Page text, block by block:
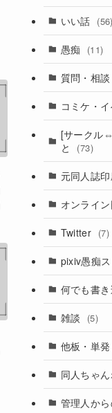
いい話 (56)
愚痴 (11)
質問・相談
コミケ・
[サークル
と
(73)
元同人誌
オンライン
Twitter (7)
pixiv愚痴
何でも書
雑談 (5)
他板・単
同人ちゃ
管理人か